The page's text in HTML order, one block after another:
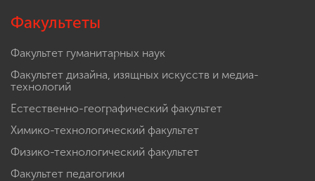
Факультеты
Факультет гуманитарных наук
Факультет дизайна, изящных искусств и медиа-
технологий
Естественно-географический факультет
Химико-технологический факультет
Физико-технологический факультет
Факультет педагогики